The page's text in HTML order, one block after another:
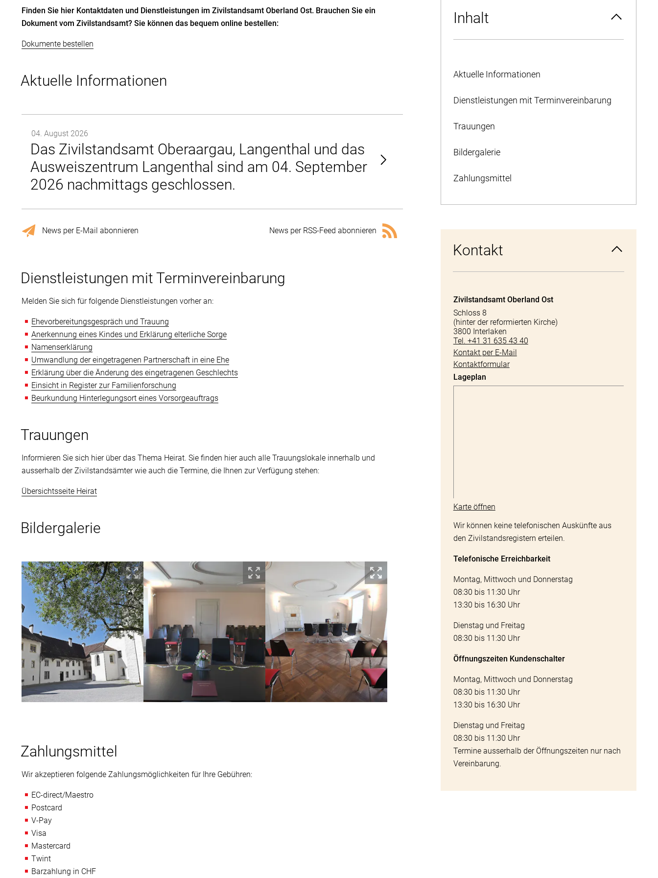
Inhalt
Aktuelle Informationen
Dienstleistungen mit Terminvereinbarung
Trauungen
Bildergalerie
Zahlungsmittel
Kontakt
Zivilstandsamt Oberland Ost
Schloss 8
(hinter der reformierten Kirche)
3800 Interlaken
Tel. +41 31 635 43 40
Kontakt per E-Mail
Kontaktformular
Lageplan
Karte öffnen
Wir können keine telefonischen Auskünfte aus
den Zivilstandsregistern erteilen.
Telefonische Erreichbarkeit
Montag, Mittwoch und Donnerstag
08:30 bis 11:30 Uhr
13:30 bis 16:30 Uhr
Dienstag und Freitag
08:30 bis 11:30 Uhr
Öffnungszeiten Kundenschalter
Montag, Mittwoch und Donnerstag
08:30 bis 11:30 Uhr
13:30 bis 16:30 Uhr
Dienstag und Freitag
08:30 bis 11:30 Uhr
Termine ausserhalb der Öffnungszeiten nur nach
Vereinbarung.
Finden Sie hier Kontaktdaten und Dienstleistungen im Zivilstandsamt Oberland Ost. Brauchen Sie ein
Dokument vom Zivilstandsamt? Sie können das bequem online bestellen:
Dokumente bestellen
Aktuelle Informationen
04. August 2026
Das Zivilstandsamt Oberaargau, Langenthal und das
Ausweiszentrum Langenthal sind am 04. September
2026 nachmittags geschlossen.
News per E-Mail abonnieren News per RSS-Feed abonnieren
Dienstleistungen mit Terminvereinbarung
Melden Sie sich für folgende Dienstleistungen vorher an:
Ehevorbereitungsgespräch und Trauung
Anerkennung eines Kindes und Erklärung elterliche Sorge
Namenserklärung
Umwandlung der eingetragenen Partnerschaft in eine Ehe
Erklärung über die Änderung des eingetragenen Geschlechts
Einsicht in Register zur Familienforschung
Beurkundung Hinterlegungsort eines Vorsorgeauftrags
Trauungen
Informieren Sie sich hier über das Thema Heirat. Sie finden hier auch alle Trauungslokale innerhalb und
ausserhalb der Zivilstandsämter wie auch die Termine, die Ihnen zur Verfügung stehen:
Übersichtsseite Heirat
Bildergalerie
Bild herunterladen Bild herunterladen Bild herunterladen
Zahlungsmittel
Wir akzeptieren folgende Zahlungsmöglichkeiten für Ihre Gebühren:
EC-direct/Maestro
Postcard
V-Pay
Visa
Mastercard
Twint
Barzahlung in CHF